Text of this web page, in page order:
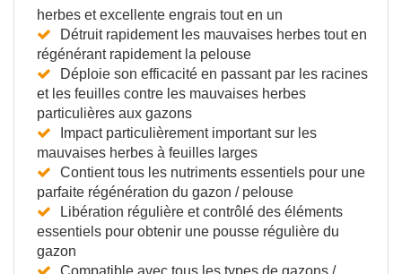
herbes et excellente engrais tout en un
Détruit rapidement les mauvaises herbes tout en
régénérant rapidement la pelouse
Déploie son efficacité en passant par les racines
et les feuilles contre les mauvaises herbes
particulières aux gazons
Impact particulièrement important sur les
mauvaises herbes à feuilles larges
Contient tous les nutriments essentiels pour une
parfaite régénération du gazon / pelouse
Libération régulière et contrôlé des éléments
essentiels pour obtenir une pousse régulière du
gazon